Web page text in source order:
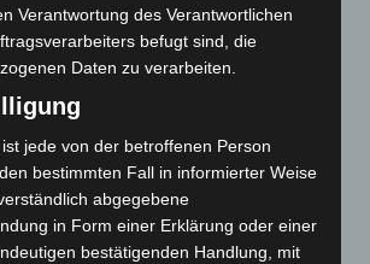
Anklage nach Abschaltung von
„Archetyp Market“ erhoben
Verantwortung des Verantwortlichen
befugt sind, die
Daten zu verarbeiten.
jede von der betroffenen Person
bestimmten Fall in informierter Weise
abgegebene
in Form einer Erklärung oder einer
bestätigenden Handlung, mit